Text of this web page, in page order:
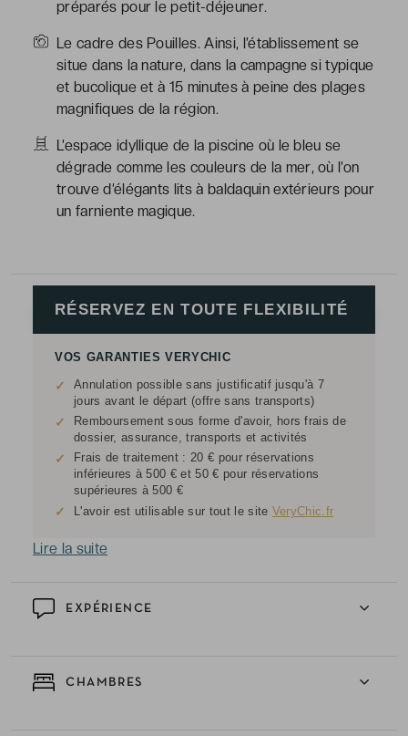
préparés pour le petit-déjeuner.
Le cadre des Pouilles. Ainsi, l’établissement se
situe dans la nature, dans la campagne si typique
et bucolique et à 15 minutes à peine des plages
magnifiques de la région.
L’espace idyllique de la piscine où le bleu se
dégrade comme les couleurs de la mer, où l’on
trouve d’élégants lits à baldaquin extérieurs pour
un farniente magique.
EXPÉRIENCE
CHAMBRES
RÉSERVEZ EN TOUTE FLEXIBILITÉ
VOS GARANTIES VERYCHIC
✓
Annulation possible sans justificatif jusqu'à 7
jours avant le départ (offre sans transports)
✓
Remboursement sous forme d'avoir, hors frais de
dossier, assurance, transports et activités
✓
Frais de traitement : 20 € pour réservations
inférieures à 500 € et 50 € pour réservations
supérieures à 500 €
✓ L'avoir est utilisable sur tout le site VeryChic.fr
Lire la suite